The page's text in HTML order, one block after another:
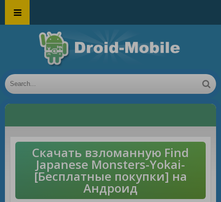
Скачать взломанную Find
Japanese Monsters-Yokai-
[Бесплатные покупки] на
Андроид